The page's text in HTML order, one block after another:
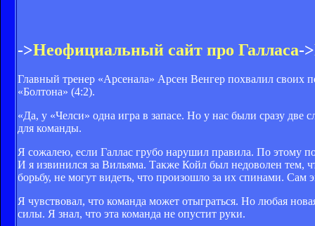
->Неофициальный сайт про Галласа->
Главный тренер «Арсенала» Арсен Венгер похвалил своих
«Болтона» (4:2).
«Да, у «Челси» одна игра в запасе. Но у нас были сразу
для команды.
Я сожалею, если Галлас грубо нарушил правила. По этому
И я извинился за Вильяма. Также Койл был недоволен тем,
борьбу, не могут видеть, что произошло за их спинами. Сам
Я чувствовал, что команда может отыграться. Но любая
силы. Я знал, что эта команда не опустит руки.